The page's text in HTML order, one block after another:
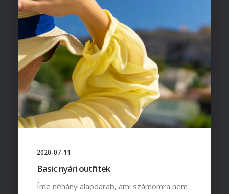
2020-07-11
Basic nyári outfitek
Íme néhány alapdarab, ami számomra nem